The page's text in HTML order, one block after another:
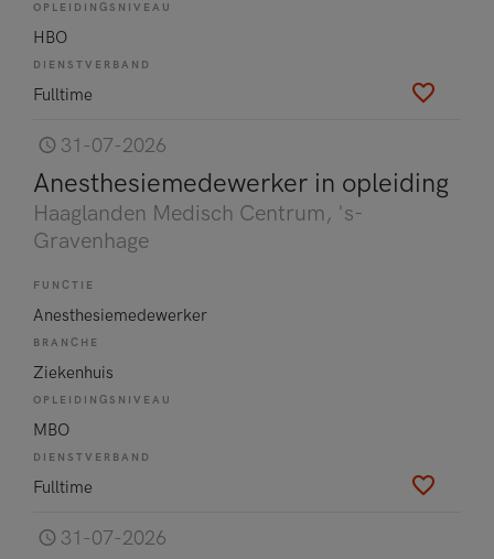
OPLEIDINGSNIVEAU
HBO
DIENSTVERBAND
Fulltime
31-07-2026
Anesthesiemedewerker in opleiding
Haaglanden Medisch Centrum, 's-
Gravenhage
FUNCTIE
Anesthesiemedewerker
BRANCHE
Ziekenhuis
OPLEIDINGSNIVEAU
MBO
DIENSTVERBAND
Fulltime
31-07-2026